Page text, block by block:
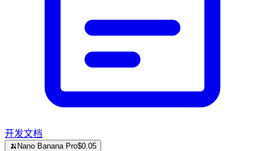
开发文档
🍌 Nano Banana Pro$0.05